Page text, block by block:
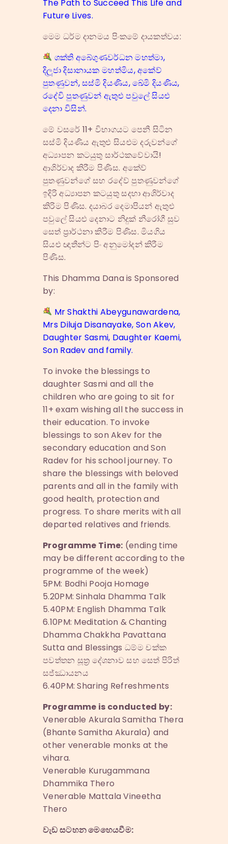
The Path to Succeed This Life and
Future Lives.
මෙම ධර්ම දානමය පිංකමේ දායකත්වය:
ශක්ති අබේගුණවර්ධන මහත්මා,
දිලූජා දිසානායක මහත්මිය, අකේව්
පුතණුවන්, සස්මි දියණිය, ඛේමි දියණිය,
රදේවි පුතණුවන් ඇතුළු පවුලේ සියළු
දෙනා විසින්.
මේ වසරේ 11+ විභාගයට පෙනී සිටින
සස්මි දියණිය ඇතුළු සියළුම දරුවන්ගේ
අධ්‍යාපන කටයුතු සාර්ථකවේවායි!
ආශිර්වාද කිරීම පිණිස. අකේව්
පුතණුවන්ගේ සහ රදේව් පුතණුවන්ගේ
ඉදිරි අධ්‍යාපන කටයුතු සදහා ආශිර්වාද
කිරිම පිණිස. දයාබර දෙමාපියන් ඇතුළු
පවුලේ සියළු දෙනාට නිදුක් නීරෝගී සුව
සෙත් ප්‍රාර්ථනා කිරීම පිණිස. මියගිය
සියළු ඥාතීන්ට පිං අනුමෝදන් කිරීම
පිණිස.
This Dhamma Dana is Sponsored
by:
Mr Shakthi Abeygunawardena,
Mrs Diluja Disanayake, Son Akev,
Daughter Sasmi, Daughter Kaemi,
Son Radev and family.
To invoke the blessings to
daughter Sasmi and all the
children who are going to sit for
11+ exam wishing all the success in
their education. To invoke
blessings to son Akev for the
secondary education and Son
Radev for his school journey. To
share the blessings with beloved
parents and all in the family with
good health, protection and
progress. To share merits with all
departed relatives and friends.
Programme Time: (ending time
may be different according to the
programme of the week)
5PM: Bodhi Pooja Homage
5.20PM: Sinhala Dhamma Talk
5.40PM: English Dhamma Talk
6.10PM: Meditation & Chanting
Dhamma Chakkha Pavattana
Sutta and Blessings ධම්ම චක්ක
පවත්තන සූත්‍ර දේශනාව සහ සෙත් පිරිත්
සජ්ඣායනය
6.40PM: Sharing Refreshments
Programme is conducted by:
Venerable Akurala Samitha Thera
(Bhante Samitha Akurala) and
other venerable monks at the
vihara.
Venerable Kurugammana
Dhammika Thero
Venerable Mattala Vineetha
Thero
වැඩ සටහන මෙහෙයවීම: